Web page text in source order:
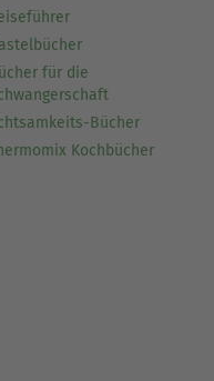
für die
Bücher
Kochbücher